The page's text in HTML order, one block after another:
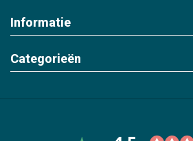
Informatie
Categorieën